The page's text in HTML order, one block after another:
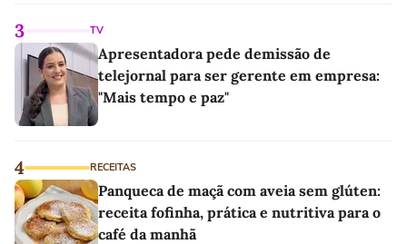
3 TV
Apresentadora pede demissão de
telejornal para ser gerente em empresa:
"Mais tempo e paz"
4 RECEITAS
Panqueca de maçã com aveia sem glúten:
receita fofinha, prática e nutritiva para o
café da manhã